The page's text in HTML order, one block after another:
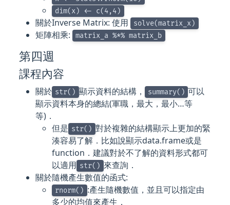
dim(x) <- c(4,4)
關於Inverse Matrix: 使用 solve(matrix_x)
矩陣相乘: matrix_a %*% matrix_b
第四週
課程內容
關於 str() 顯示資料的結構， summary() 可以
顯示資料本身的總結(軍職，最大，最小…等
等)．
但是 str() 對於複雜的結構顯示上更加的緊
湊容易了解．比如說顯示data.frame或是
function．建議對於不了解的資料形式都可
以適用 str() 來查詢．
關於隨機產生數值的函式:
rnorm() :產生隨機數值，並且可以指定由
多少的均值來產生．